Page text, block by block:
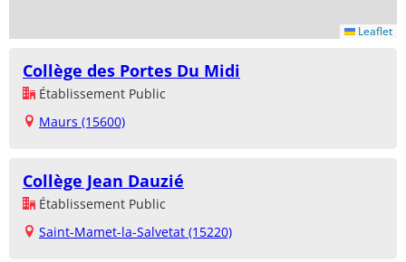
Leaflet
Collège des Portes Du Midi
Établissement Public
Maurs (15600)
Collège Jean Dauzié
Établissement Public
Saint-Mamet-la-Salvetat (15220)